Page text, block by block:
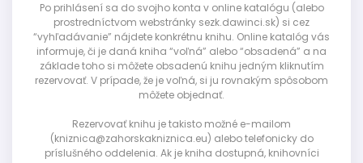
Po prihlásení sa do svojho konta v online katalógu (alebo
prostredníctvom webstránky sezk.dawinci.sk) si cez
“vyhľadávanie” nájdete konkrétnu knihu. Online katalóg vás
informuje, či je daná kniha “voľná” alebo “obsadená” a na
základe toho si môžete obsadenú knihu jedným kliknutím
rezervovať. V prípade, že je voľná, si ju rovnakým spôsobom
môžete objednať.
Rezervovať knihu je takisto možné e-mailom
(kniznica@zahorskakniznica.eu) alebo telefonicky do
príslušného oddelenia. Ak je kniha dostupná, knihovníci